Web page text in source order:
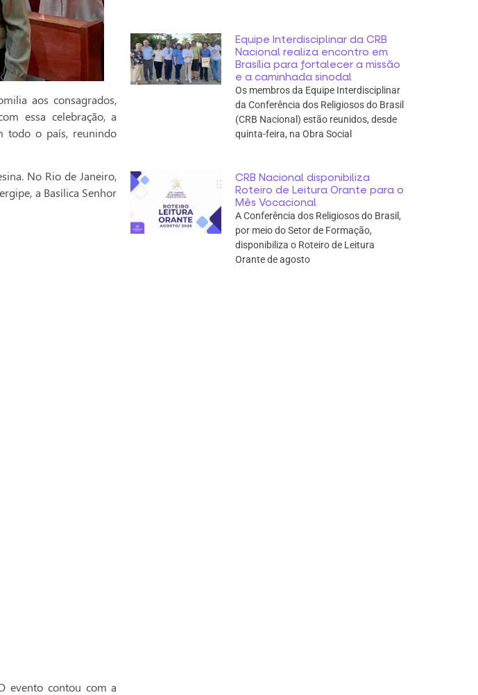
aos consagrados,
essa celebração, a
todo o país, reunindo
No Rio de Janeiro,
a Basílica Senhor
evento contou com a
Equipe Interdisciplinar da CRB
Nacional realiza encontro em
Brasília para fortalecer a missão
e a caminhada sinodal
Os membros da Equipe Interdisciplinar
da Conferência dos Religiosos do Brasil
(CRB Nacional) estão reunidos, desde
quinta-feira, na Obra Social
CRB Nacional disponibiliza
Roteiro de Leitura Orante para o
Mês Vocacional
A Conferência dos Religiosos do Brasil,
por meio do Setor de Formação,
disponibiliza o Roteiro de Leitura
Orante de agosto